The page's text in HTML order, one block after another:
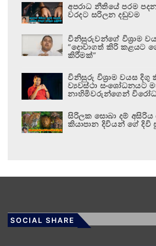
අපරාධ නීතියේ පරම
වරදට සරිලන දඬුවම
විනිසුරුවන්ගේ විශ්‍රාම
“දොවාගත් කිරි කළයට
කිරීමක්”
විනිසුරු විශ්‍රාම වයස දිගු
ව්‍යවස්ථා සංශෝධනයට
නාහිමිවරුන්ගෙන්
සිරිලක සොබා දම්
කියාපාන දිවියන් ගේ දිවි
SOCIAL SHARE